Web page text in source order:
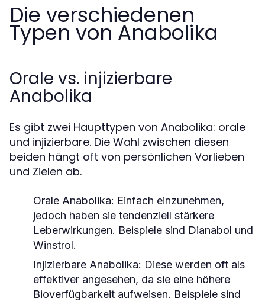
Die verschiedenen
Typen von Anabolika
Orale vs. injizierbare
Anabolika
Es gibt zwei Haupttypen von Anabolika: orale
und injizierbare. Die Wahl zwischen diesen
beiden hängt oft von persönlichen Vorlieben
und Zielen ab.
Orale Anabolika: Einfach einzunehmen,
jedoch haben sie tendenziell stärkere
Leberwirkungen. Beispiele sind Dianabol und
Winstrol.
Injizierbare Anabolika: Diese werden oft als
effektiver angesehen, da sie eine höhere
Bioverfügbarkeit aufweisen. Beispiele sind